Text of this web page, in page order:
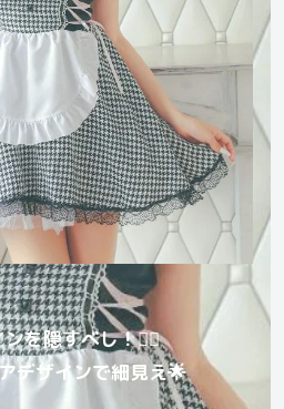
を隠すべし！😶‍🌫️
デザインで細見え🌟